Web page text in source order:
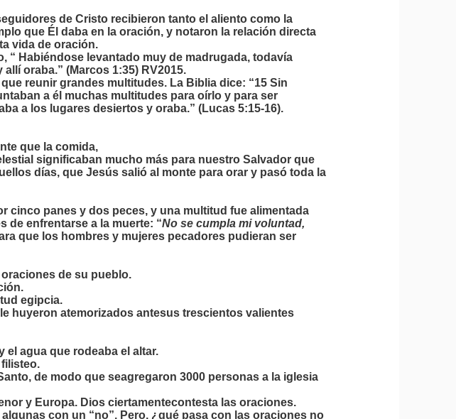
de Cristo recibieron tanto el aliento como la
que Él daba en la oración, y notaron la relación directa
vida de oración.
“ Habiéndose levantado muy de madrugada, todavía
oraba.” (Marcos 1:35) RV2015.
reunir grandes multitudes. La Biblia dice: “15 Sin
a él muchas multitudes para oírlo y para ser
a los lugares desiertos y oraba.” (Lucas 5:15-16).
que la comida,
significaban mucho más para nuestro Salvador que
días, que Jesús salió al monte para orar y pasó toda la
cinco panes y dos peces, y una multitud fue alimentada
de enfrentarse a la muerte: “No se cumpla mi voluntad,
que los hombres y mujeres pecadores pudieran ser
de su pueblo.
egipcia.
huyeron atemorizados antesus trescientos valientes
el agua que rodeaba el altar.
filisteo.
de modo que seagregaron 3000 personas a la iglesia
y Europa. Dios ciertamentecontesta las oraciones.
con un “no”. Pero, ¿qué pasa con las oraciones no